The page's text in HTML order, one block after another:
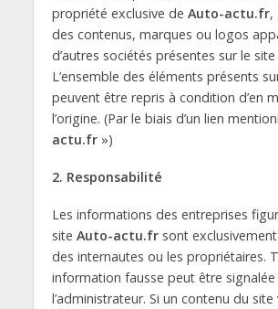
propriété exclusive de Auto-actu.fr,
des contenus, marques ou logos
d’autres sociétés présentes sur le
L’ensemble des éléments présents
peuvent être repris à condition d’en
l’origine. (Par le biais d’un lien
actu.fr»)
2. Responsabilité
Les informations des entreprises
site Auto-actu.frsont
des internautes ou les propriétaires.
information fausse peut être signalée
l’administrateur. Si un contenu du